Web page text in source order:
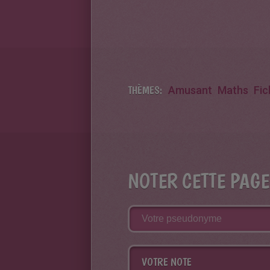
THÈMES: Amusant Maths
NOTER CETTE PAGE
VOTRE NOTE